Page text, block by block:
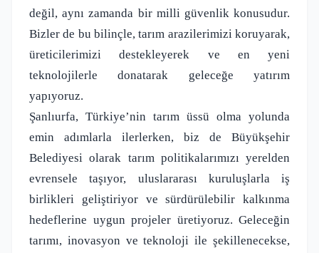
değil, aynı zamanda bir milli güvenlik konusudur.
Bizler de bu bilinçle, tarım arazilerimizi koruyarak,
üreticilerimizi destekleyerek ve en yeni
teknolojilerle donatarak geleceğe yatırım
yapıyoruz.
Şanlıurfa, Türkiye’nin tarım üssü olma yolunda
emin adımlarla ilerlerken, biz de Büyükşehir
Belediyesi olarak tarım politikalarımızı yerelden
evrensele taşıyor, uluslararası kuruluşlarla iş
birlikleri geliştiriyor ve sürdürülebilir kalkınma
hedeflerine uygun projeler üretiyoruz. Geleceğin
tarımı, inovasyon ve teknoloji ile şekillenecekse,